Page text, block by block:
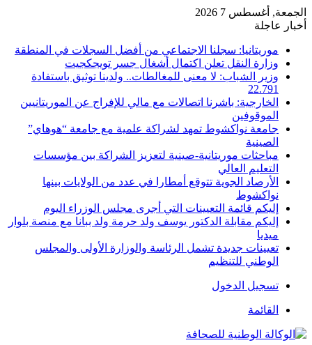
الجمعة, أغسطس 7 2026
أخبار عاجلة
موريتانيا: سجلنا الاجتماعي من أفضل السجلات في المنطقة
وزارة النقل تعلن اكتمال أشغال جسر تويجكجيت
وزير الشباب: لا معنى للمغالطات.. ولدينا توثيق باستفادة
22.791
الخارجية: باشرنا اتصالات مع مالي للإفراج عن الموريتانيين
الموقوفين
جامعة نواكشوط تمهد لشراكة علمية مع جامعة “هوهاي”
الصينية
مباحثات موريتانية-صينية لتعزيز الشراكة بين مؤسسات
التعليم العالي
الأرصاد الجوية تتوقع أمطارا في عدد من الولايات بينها
نواكشوط
إليكم قائمة التعيينات التي أجرى مجلس الوزراء اليوم
إليكم مقابلة الدكتور يوسف ولد حرمة ولد ببانا مع منصة بلوار
ميديا
تعيينات جديدة تشمل الرئاسة والوزارة الأولى والمجلس
الوطني للتنظيم
تسجيل الدخول
القائمة